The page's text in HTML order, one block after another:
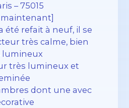
– 75015
maintenant]
été refait à neuf, il se
très calme, bien
lumineux
très lumineux et
dont une avec